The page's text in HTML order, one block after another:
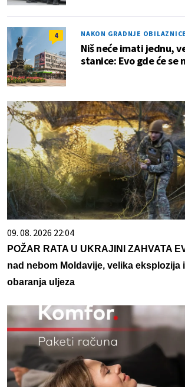
4 NAKON GRADNJE OBILAZNICE
Niš neće imati jednu,
stanice: Evo gde će se
09. 08. 2026 22:04
POŽAR RATA U UKRAJINI ZAHVATA
nad nebom Moldavije, velika eksplozija
obaranja uljeza